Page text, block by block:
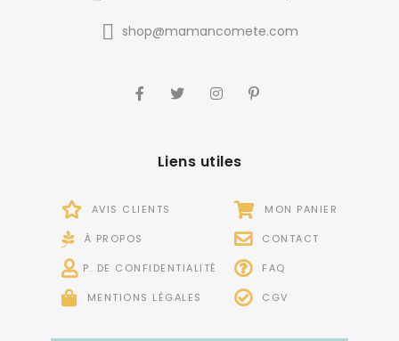
shop@mamancomete.com
Liens utiles
AVIS CLIENTS
À PROPOS
P. DE CONFIDENTIALITÉ
MENTIONS LÉGALES
MON PANIER
CONTACT
FAQ
CGV